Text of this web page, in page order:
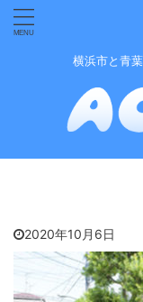
横浜市と青
2020年10月6日